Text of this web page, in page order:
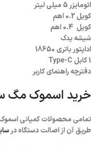
اتومایزر 5 میلی لیتر
کویل 0.2 اهم
کویل 0.4 اهم
شیشه یدک
اداپتور باتری 18650
1 کابل Type-C
دفترچه راهنمای کاربر
خرید اسموک مگ
تمامی محصولات کمپانی اسموک
طریق آن از اصالت دستگاه در